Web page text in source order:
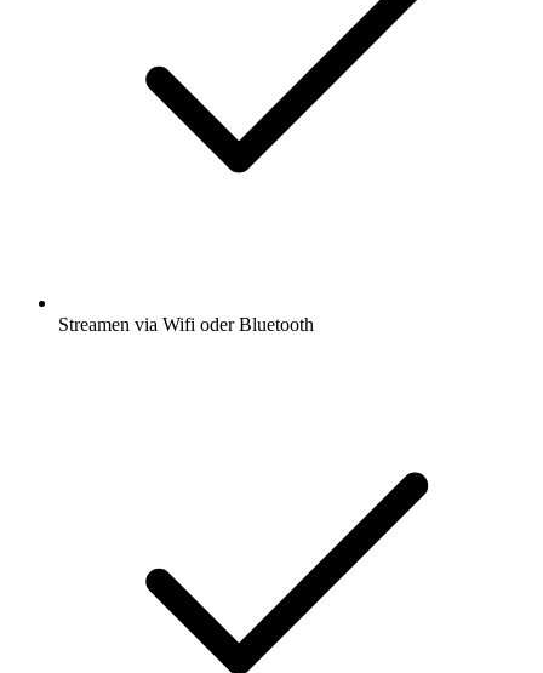
Streamen via Wifi oder Bluetooth